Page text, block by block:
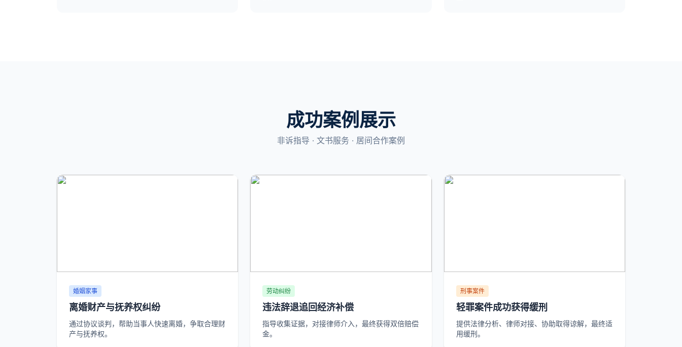
成功案例展示
非诉指导 · 文书服务 · 居间合作案例
婚姻家事
离婚财产与抚养权纠纷
通过协议谈判，帮助当事人快速离婚，争取合理财
产与抚养权。
劳动纠纷
违法辞退追回经济补偿
指导收集证据，对接律师介入，最终获得双倍赔偿
金。
刑事案件
轻罪案件成功获得缓刑
提供法律分析、律师对接、协助取得谅解，最终适
用缓刑。